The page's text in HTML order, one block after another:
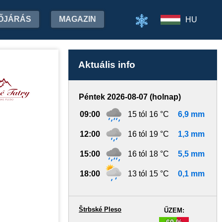
MAGAZIN HU
Aktuális info
Péntek 2026-08-07 (holnap)
09:00 15 tól 16 °C 6,9 mm
12:00 16 tól 19 °C 1,3 mm
15:00 16 tól 18 °C 5,5 mm
18:00 13 tól 15 °C 0,1 mm
ŰZEM:
Štrbské Pleso